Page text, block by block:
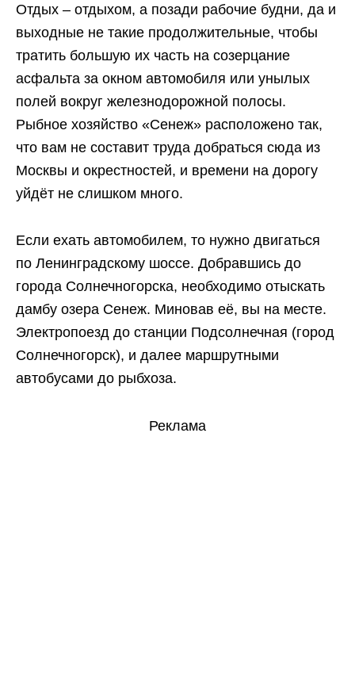
Отдых – отдыхом, а позади рабочие будни, да и
выходные не такие продолжительные, чтобы
тратить большую их часть на созерцание
асфальта за окном автомобиля или унылых
полей вокруг железнодорожной полосы.
Рыбное хозяйство «Сенеж» расположено так,
что вам не составит труда добраться сюда из
Москвы и окрестностей, и времени на дорогу
уйдёт не слишком много.
Если ехать автомобилем, то нужно двигаться
по Ленинградскому шоссе. Добравшись до
города Солнечногорска, необходимо отыскать
дамбу озера Сенеж. Миновав её, вы на месте.
Электропоезд до станции Подсолнечная (город
Солнечногорск), и далее маршрутными
автобусами до рыбхоза.
Реклама